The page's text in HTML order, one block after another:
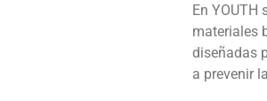
En
materiales
diseñadas
a prevenir